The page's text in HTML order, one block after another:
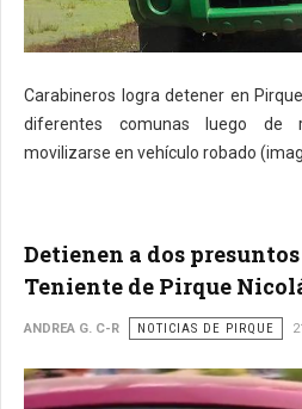
Carabineros logra detener en
diferentes comunas luego de
movilizarse en vehículo robado
Detienen a dos
Teniente de Pirque
ANDREA G. C-R NOTICIAS DE PIRQUE